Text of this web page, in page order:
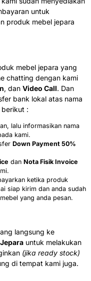
untuk
produk mebel jepara
mebel jepara yang
chatting dengan kami
, dan Video Call. Dan
bank lokal atas nama
:
lalu informasikan nama
kami.
Down Payment 50%
dan Nota Fisik Invoice
ketika produk
siap kirim dan anda sudah
yang anda pesan.
langsung ke
untuk melakukan
(jika ready stock)
di tempat kami juga.